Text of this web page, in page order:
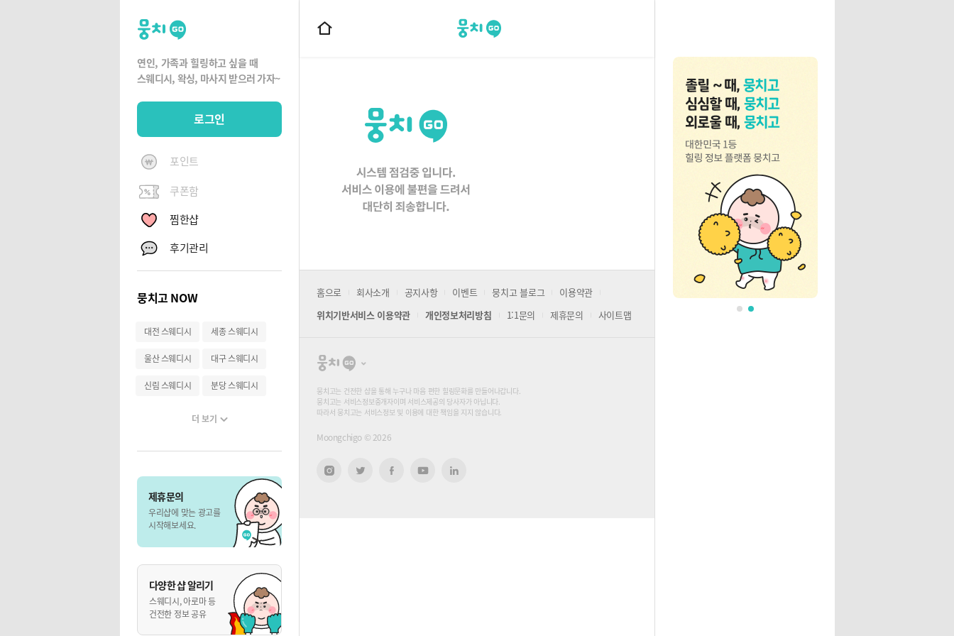
뭉
치
고
연인, 가족과 힐링하고 싶을 때
스웨디시, 왁싱, 마사지 받으러 가자~
로그인
포인트
쿠폰함
찜한샵
후기관리
뭉치고 NOW
대전 스웨디시 세종 스웨디시
울산 스웨디시 대구 스웨디시
신림 스웨디시 분당 스웨디시
더 보기
제휴문의
우리샵에 맞는 광고를
시작해보세요.
다양한 샵 알리기
스웨디시, 아로마 등
건전한 정보 공유
뭉치고
홈
홈으로 회사소개 공지사항 이벤트 뭉치고 블로그
이용약관
위치기반서비스 이용약관
개인정보처리방침 1:1문의 제휴문의 사이트맵
뭉
고
뭉치고는 건전한 샵을 통해 누구나 마음 편한 힐링문화를 만들어나갑니다.
뭉치고는 서비스정보중개자이며 서비스제공의 당사자가 아닙니다.
따라서 뭉치고는 서비스정보 및 이용에 대한 책임을 지지 않습니다.
Moongchigo © 2026